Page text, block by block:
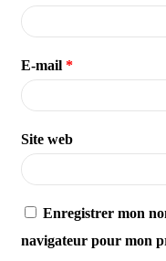
E-mail *
Site web
Enregistrer mon
navigateur pour mon